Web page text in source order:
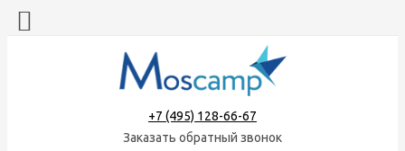
+7 (495) 128-66-67
Заказать обратный звонок